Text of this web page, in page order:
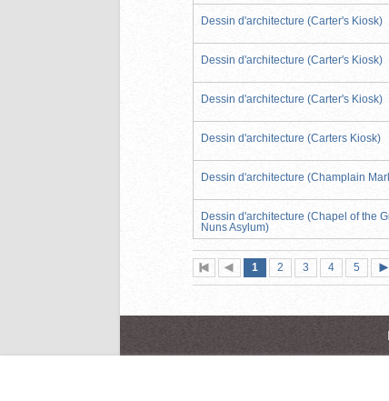
Dessin d'architecture (Carter's Kiosk)
Dessin d'architecture (Carter's Kiosk)
Dessin d'architecture (Carter's Kiosk)
Dessin d'architecture (Carters Kiosk)
Dessin d'architecture (Champlain
Dessin d'architecture (Chapel of the
Nuns Asylum)
Première
page
Page
précédente
Page
1 (page
actuelle)
Page
2 Page
3 Page
4 Page
5